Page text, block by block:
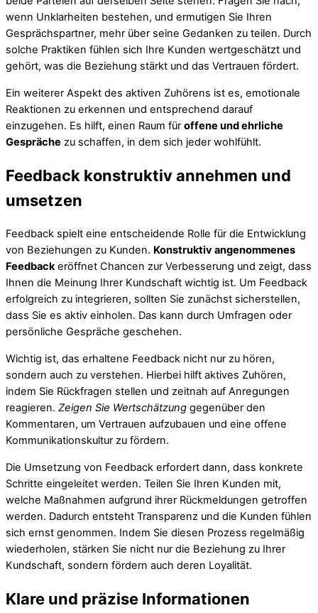
wenn Unklarheiten bestehen, und ermutigen Sie Ihren
Gesprächspartner, mehr über seine Gedanken zu teilen. Durch
solche Praktiken fühlen sich Ihre Kunden wertgeschätzt und
gehört, was die Beziehung stärkt und das Vertrauen fördert.
Ein weiterer Aspekt des aktiven Zuhörens ist es, emotionale
Reaktionen zu erkennen und entsprechend darauf
einzugehen. Es hilft, einen Raum für offene und ehrliche
Gespräche zu schaffen, in dem sich jeder wohlfühlt.
Feedback konstruktiv annehmen und
umsetzen
Feedback spielt eine entscheidende Rolle für die Entwicklung
von Beziehungen zu Kunden. Konstruktiv angenommenes
Feedbackeröffnet Chancen zur Verbesserung und zeigt, dass
Ihnen die Meinung Ihrer Kundschaft wichtig ist. Um Feedback
erfolgreich zu integrieren, sollten Sie zunächst sicherstellen,
dass Sie es aktiv einholen. Das kann durch Umfragen oder
persönliche Gespräche geschehen.
Wichtig ist, das erhaltene Feedback nicht nur zu hören,
sondern auch zu verstehen. Hierbei hilft aktives Zuhören,
indem Sie Rückfragen stellen und zeitnah auf Anregungen
reagieren. Zeigen Sie Wertschätzung gegenüber den
Kommentaren, um Vertrauen aufzubauen und eine offene
Kommunikationskultur zu fördern.
Die Umsetzung von Feedback erfordert dann, dass konkrete
Schritte eingeleitet werden. Teilen Sie Ihren Kunden mit,
welche Maßnahmen aufgrund ihrer Rückmeldungen getroffen
werden. Dadurch entsteht Transparenz und die Kunden fühlen
sich ernst genommen. Indem Sie diesen Prozess regelmäßig
wiederholen, stärken Sie nicht nur die Beziehung zu Ihrer
Kundschaft, sondern fördern auch deren Loyalität.
Klare und präzise Informationen